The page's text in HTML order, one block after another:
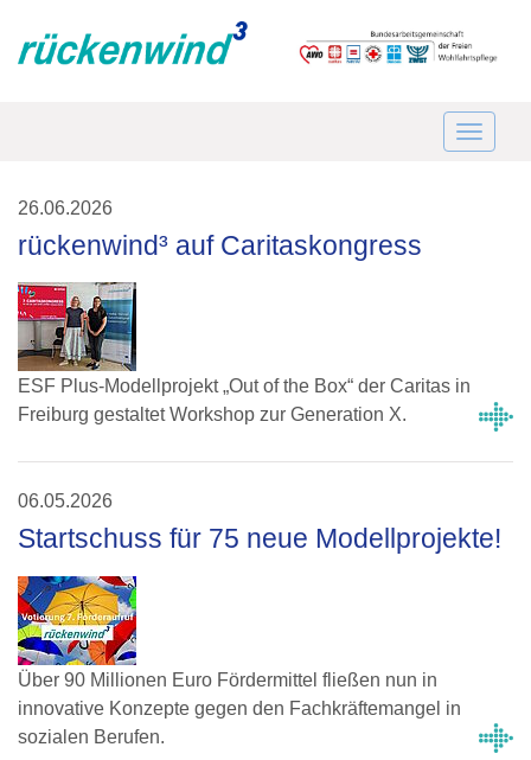
26.06.2026
rückenwind³ auf Caritaskongress
ESF Plus-Modellprojekt „Out of the Box“ der Caritas in
Freiburg gestaltet Workshop zur Generation X.
06.05.2026
Startschuss für 75 neue Modellprojekte!
Über 90 Millionen Euro Fördermittel fließen nun in
innovative Konzepte gegen den Fachkräftemangel in
sozialen Berufen.